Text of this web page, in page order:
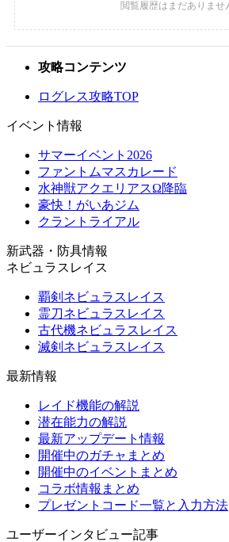
攻略コンテンツ
ログレス攻略TOP
イベント情報
サマーイベント2026
ファントムマスカレード
水神獣アクエリアスΩ降臨
豪快！がいあジム
クラントライアル
新武器・防具情報
ネビュラスレイス
覇剣ネビュラスレイス
霊刀ネビュラスレイス
古代機ネビュラスレイス
滅剣ネビュラスレイス
最新情報
レイド機能の解説
潜在能力の解説
最新アップデート情報
開催中のガチャまとめ
開催中のイベントまとめ
コラボ情報まとめ
プレゼントコード一覧と入力方法
ユーザーインタビュー記事